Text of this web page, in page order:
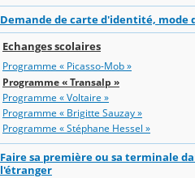
Demande de carte d'identité, mode
Echanges scolaires
Programme « Picasso-Mob »
Programme « Transalp »
Programme « Voltaire »
Programme « Brigitte Sauzay »
Programme « Stéphane Hessel »
Faire sa première ou sa terminale
l'étranger